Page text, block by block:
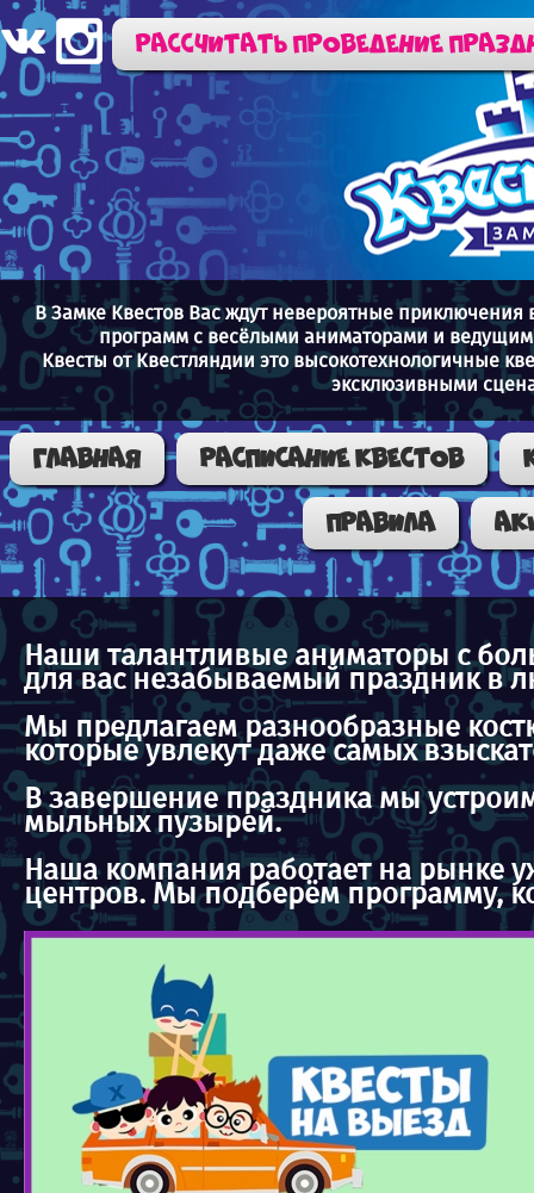
Рассчитать проведение
В Замке Квестов Вас ждут невероятные
программ с весёлыми аниматорами и
Квесты от Квестляндии это высокотехнологичные
эксклюзивными
Главная Расписание квестов
Правила
Наши талантливые аниматоры с
для вас незабываемый праздник в
Мы предлагаем разнообразные
которые увлекут даже самых
В завершение праздника мы
мыльных пузырей.
Наша компания работает на рынке
центров. Мы подберём программу,